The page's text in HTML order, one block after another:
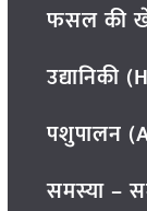
फसल की
पशुपालन
समस्या –